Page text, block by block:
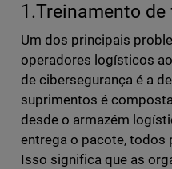
1.Treinamento
Um dos principais
operadores logísticos
de cibersegurança é a
suprimentos é
desde o armazém
entrega o pacote, todos
Isso significa que as